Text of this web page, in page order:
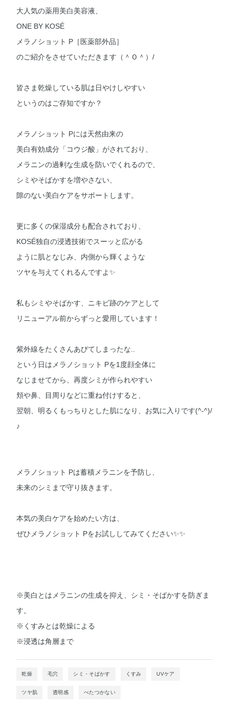
大人気の薬用美白美容液、
ONE BY KOSÉ
メラノショット P［医薬部外品］
のご紹介をさせていただきます（＾Ｏ＾）/
皆さま乾燥している肌は日やけしやすい
というのはご存知ですか？
メラノショット Pには天然由来の
美白有効成分「コウジ酸」がされており、
メラニンの過剰な生成を防いでくれるので、
シミやそばかすを増やさない、
隙のない美白ケアをサポートします。
更に多くの保湿成分も配合されており、
KOSÉ独自の浸透技術でスーッと広がる
ように肌となじみ、内側から輝くような
ツヤを与えてくれるんですよ✨
私もシミやそばかす、ニキビ跡のケアとして
リニューアル前からずっと愛用しています！
紫外線をたくさんあびてしまったな..
という日はメラノショット Pを1度顔全体に
なじませてから、再度シミが作られやすい
頬や鼻、目周りなどに重ね付けすると、
翌朝、明るくもっちりとした肌になり、お気に入りです(^-^)/
♪
メラノショット Pは蓄積メラニンを予防し、
未来のシミまで守り抜きます。
本気の美白ケアを始めたい方は、
ぜひメラノショット Pをお試ししてみてください✨✨
※美白とはメラニンの生成を抑え、シミ・そばかすを防ぎま
す。
※くすみとは乾燥による
※浸透は角層まで
乾燥 毛穴 シミ・そばかす くすみ UVケア
ツヤ肌 透明感 べたつかない